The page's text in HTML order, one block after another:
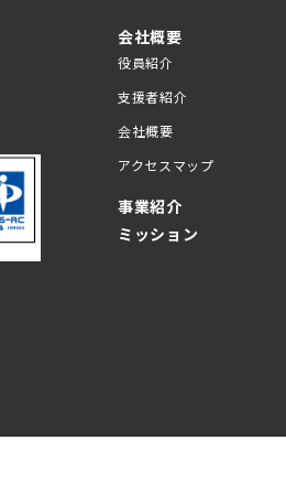
会社概要
役員紹介
支援者紹介
会社概要
アクセスマップ
事業紹介
ミッション